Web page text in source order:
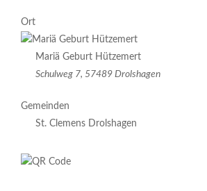
Ort
Mariä Geburt Hützemert
Schulweg 7, 57489 Drolshagen
Gemeinden
St. Clemens Drolshagen